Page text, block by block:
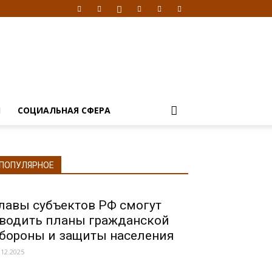
СОЦИАЛЬНАЯ СФЕРА
ПОПУЛЯРНОЕ
субъектов РФ смогут
планы гражданской
и защиты населения